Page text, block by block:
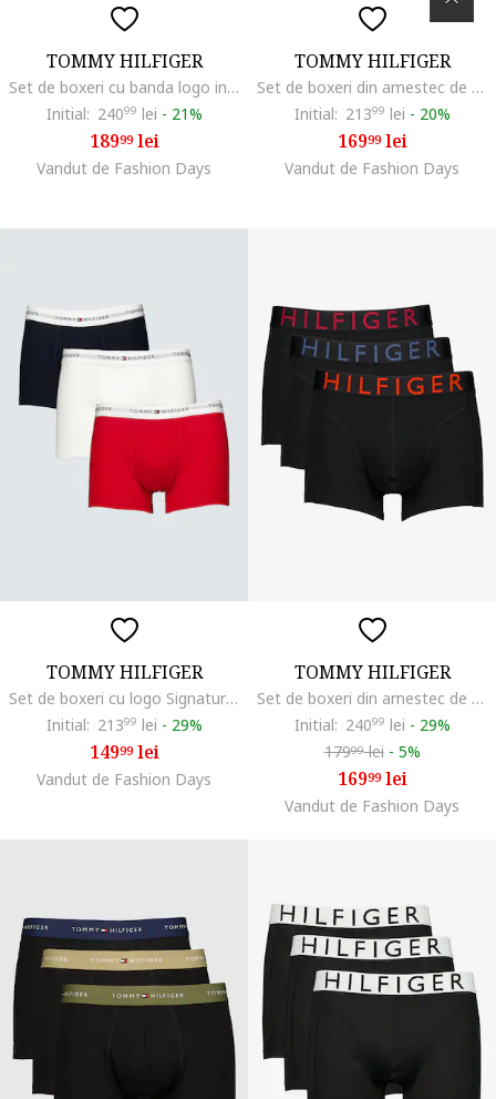
TOMMY HILFIGER
Set de boxeri cu banda logo in talie - 3 perechi, Negru/Rosu inchis
Initial: 24099 lei - 21%
18999lei
Vandut de Fashion Days
TOMMY HILFIGER
Set de boxeri din amestec de bumbac - 3 perechi, Negru
Initial: 21399 lei - 20%
16999lei
Vandut de Fashion Days
TOMMY HILFIGER
Set de boxeri cu logo Signature - 3 perechi, Alb/Negru/Rosu vermillion
Initial: 21399 lei - 29%
14999lei
Vandut de Fashion Days
TOMMY HILFIGER
Set de boxeri din amestec de bumbac organic - 3 perechi, Negru antracit
Initial: 24099 lei - 29%
17999lei - 5%
16999lei
Vandut de Fashion Days